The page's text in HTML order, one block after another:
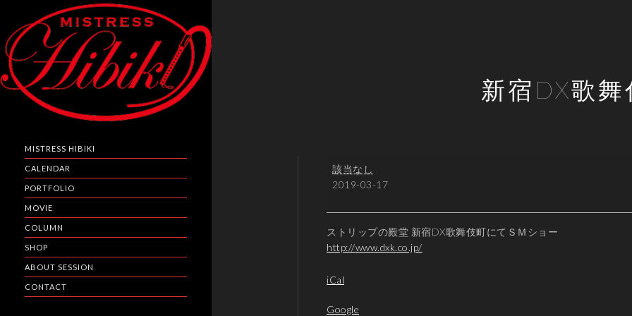
MISTRESS HIBIKI
CALENDAR
PORTFOLIO
MOVIE
COLUMN
SHOP
ABOUT SESSION
CONTACT
新宿DX歌舞
新
宿
伎
町
該当なし
2019-03-17
ストリップの殿堂 新宿DX歌舞伎町にてＳＭショー
http://www.dxk.co.jp/
iCal
Google